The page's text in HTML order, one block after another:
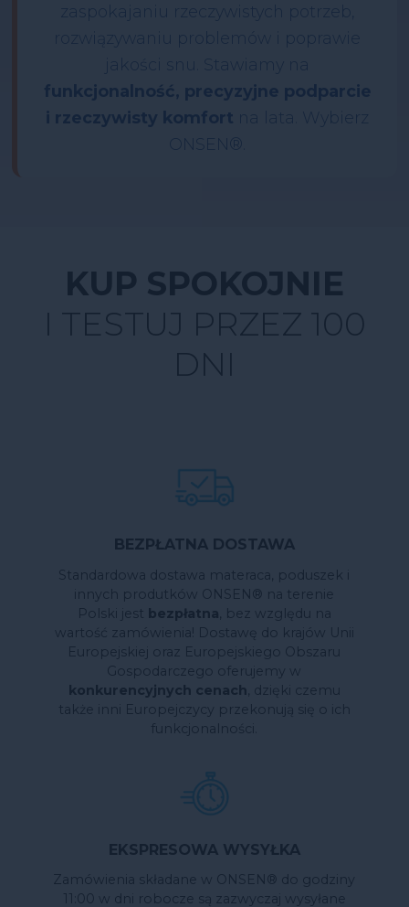
zaspokajaniu rzeczywistych potrzeb,
rozwiązywaniu problemów i poprawie
jakości snu. Stawiamy na
funkcjonalność, precyzyjne podparcie
i rzeczywisty komfort na lata. Wybierz
ONSEN®.
KUP SPOKOJNIE
I TESTUJ PRZEZ 100
DNI
BEZPŁATNA DOSTAWA
Standardowa dostawa materaca, poduszek i
innych produtków ONSEN® na terenie
Polski jest bezpłatna , bez względu na
wartość zamówienia! Dostawę do krajów Unii
Europejskiej oraz Europejskiego Obszaru
Gospodarczego oferujemy w
konkurencyjnych cenach , dzięki czemu
także inni Europejczycy przekonują się o ich
funkcjonalności.
EKSPRESOWA WYSYŁKA
Zamówienia składane w ONSEN® do godziny
11:00 w dni robocze są zazwyczaj wysyłane